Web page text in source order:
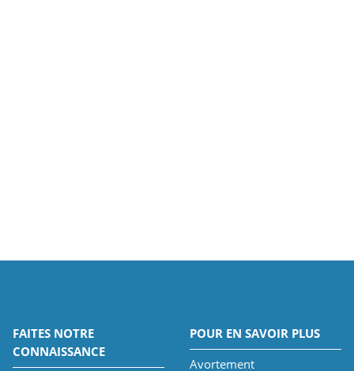
FAITES NOTRE
CONNAISSANCE
POUR EN SAVOIR PLUS
Avortement